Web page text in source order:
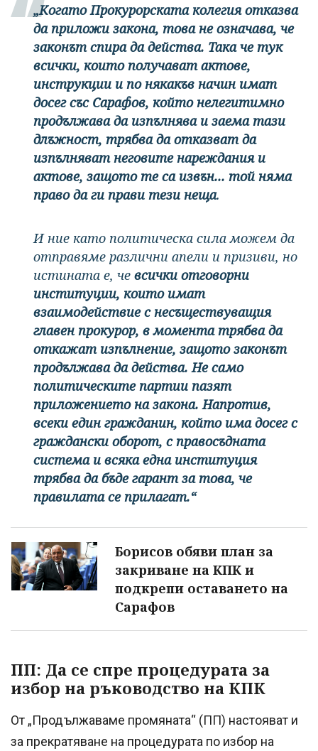
„Когато Прокурорската колегия отказва
да приложи закона, това не означава, че
законът спира да действа. Така че тук
всички, които получават актове,
инструкции и по някакъв начин имат
досег със Сарафов, който нелегитимно
продължава да изпълнява и заема тази
длъжност, трябва да отказват да
изпълняват неговите нареждания и
актове, защото те са извън... той няма
право да ги прави тези неща.
И ние като политическа сила можем да
отправяме различни апели и призиви, но
истината е, че всички отговорни
институции, които имат
взаимодействие с несъществуващия
главен прокурор, в момента трябва да
откажат изпълнение, защото законът
продължава да действа. Не само
политическите партии пазят
приложението на закона. Напротив,
всеки един гражданин, който има досег с
граждански оборот, с правосъдната
система и всяка една институция
трябва да бъде гарант за това, че
правилата се прилагат.“
Борисов обяви план за
закриване на КПК и
подкрепи оставането на
Сарафов
ПП: Да се спре процедурата за
избор на ръководство на КПК
От „Продължаваме промяната“ (ПП) настояват и
за прекратяване на процедурата по избор на